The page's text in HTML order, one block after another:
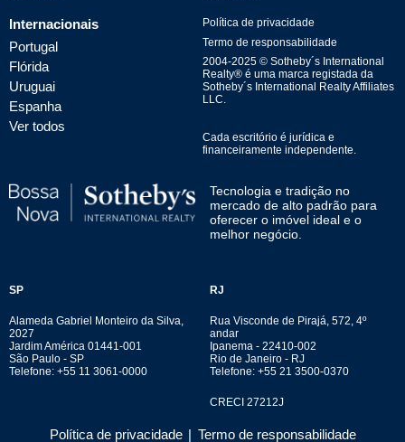
Internacionais
Portugal
Flórida
Uruguai
Espanha
Ver todos
Política de privacidade
Termo de responsabilidade
2004-2025 © Sotheby´s International
Realty® é uma marca registada da
Sotheby´s International Realty Affiliates
LLC.
Cada escritório é jurídica e
financeiramente independente.
Tecnologia e tradição no
mercado de alto padrão para
oferecer o imóvel ideal e o
melhor negócio.
SP
Alameda Gabriel Monteiro da Silva,
2027
Jardim América 01441-001
São Paulo - SP
Telefone: +55 11 3061-0000
RJ
Rua Visconde de Pirajá, 572, 4º
andar
Ipanema - 22410-002
Rio de Janeiro - RJ
Telefone: +55 21 3500-0370
CRECI 27212J
Política de privacidade | Termo de responsabilidade